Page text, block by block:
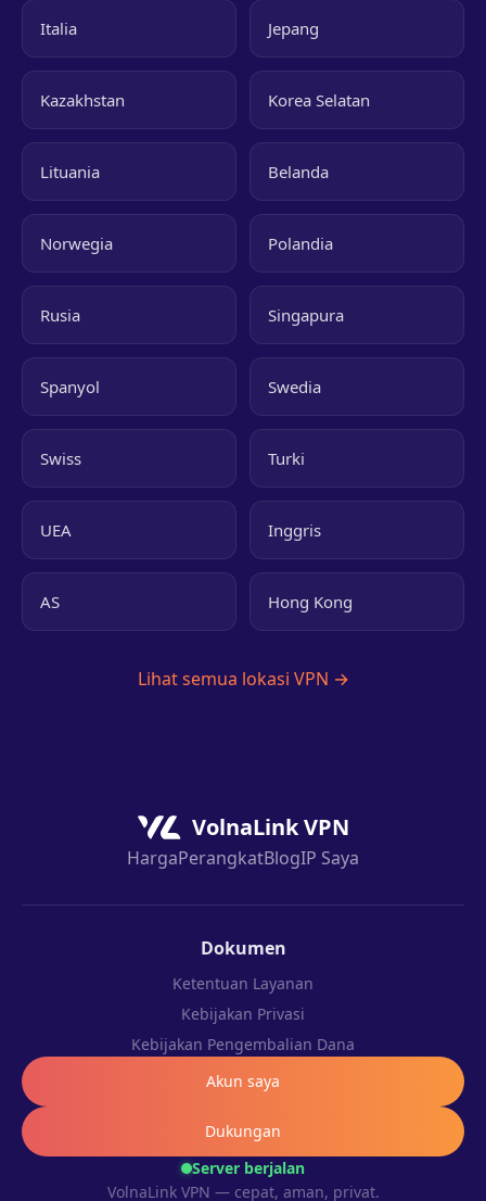
Italia Jepang
Kazakhstan Korea Selatan
Lituania Belanda
Norwegia Polandia
Rusia Singapura
Spanyol Swedia
Swiss Turki
UEA Inggris
AS Hong Kong
Lihat semua lokasi VPN →
VolnaLink VPN
HargaPerangkatBlogIP Saya
Server berjalan
VolnaLink VPN — cepat, aman, privat.
Dokumen
Ketentuan Layanan
Kebijakan Privasi
Kebijakan Pengembalian Dana
Akun saya
Dukungan